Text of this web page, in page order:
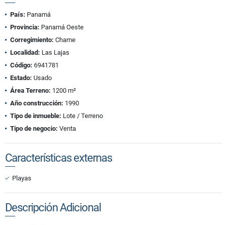
País: Panamá
Provincia: Panamá Oeste
Corregimiento: Chame
Localidad: Las Lajas
Código: 6941781
Estado: Usado
Área Terreno: 1200 m²
Año construcción: 1990
Tipo de inmueble: Lote / Terreno
Tipo de negocio: Venta
Características externas
Playas
Descripción Adicional